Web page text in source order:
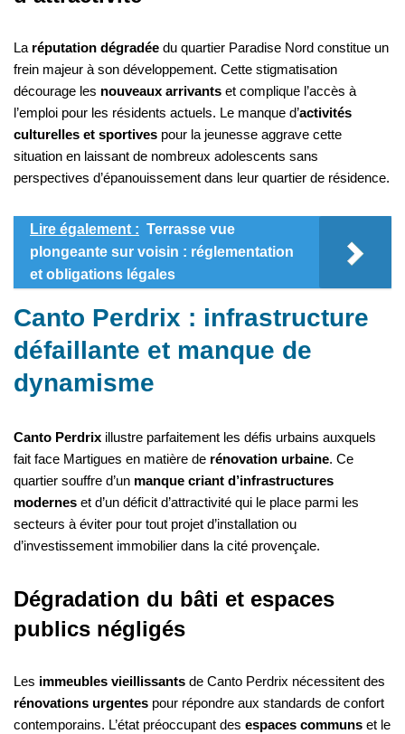
La réputation dégradée du quartier Paradise Nord constitue un
frein majeur à son développement. Cette stigmatisation
décourage les nouveaux arrivants et complique l’accès à
l’emploi pour les résidents actuels. Le manque d’activités
culturelles et sportives pour la jeunesse aggrave cette
situation en laissant de nombreux adolescents sans
perspectives d’épanouissement dans leur quartier de résidence.
Lire également : Terrasse vue
plongeante sur voisin : réglementation
et obligations légales
Canto Perdrix : infrastructure
défaillante et manque de
dynamisme
Canto Perdrix illustre parfaitement les défis urbains auxquels
fait face Martigues en matière de rénovation urbaine. Ce
quartier souffre d’un manque criant d’infrastructures
modernes et d’un déficit d’attractivité qui le place parmi les
secteurs à éviter pour tout projet d’installation ou
d’investissement immobilier dans la cité provençale.
Dégradation du bâti et espaces
publics négligés
Les immeubles vieillissants de Canto Perdrix nécessitent des
rénovations urgentes pour répondre aux standards de confort
contemporains. L’état préoccupant des espaces communs et le